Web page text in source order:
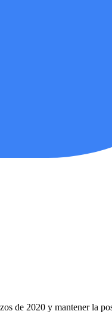
de 2020 y mantener la